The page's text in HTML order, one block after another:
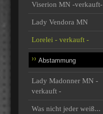
Viserion MN -verkauft-
Lady Vendora MN
Lorelei - verkauft -
Abstammung
Lady Madonner MN -
verkauft -
Was nicht jeder weiß...